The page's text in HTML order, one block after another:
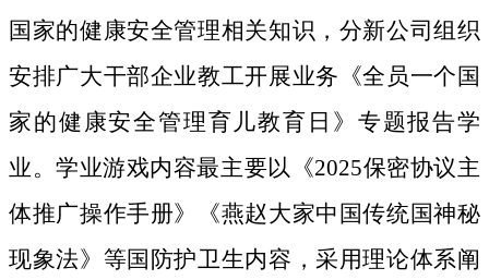
国家的健康安全管理相关知识，分新公司组织
安排广大干部企业教工开展业务《全员一个国
家的健康安全管理育儿教育日》专题报告学
业。学业游戏内容最主要以《2025保密协议主
体推广操作手册》《燕赵大家中国传统国神秘
现象法》等国防护卫生内容，采用理论体系阐